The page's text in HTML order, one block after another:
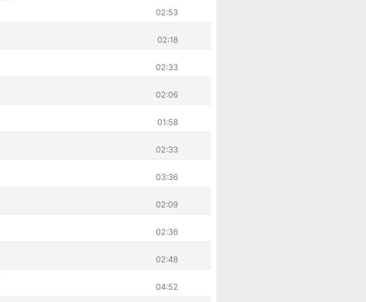
02:53
02:18
02:33
02:06
01:58
02:33
03:36
02:09
02:36
02:48
04:52